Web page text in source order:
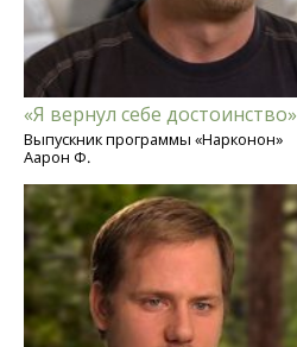
«Я вернул себе достоинство»
Выпускник программы «Нарконон»
Аарон Ф.